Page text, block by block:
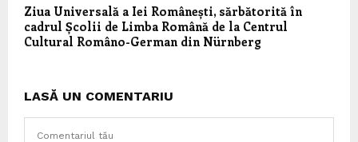
Ziua Universală a Iei Românești, sărbătorită în
cadrul Școlii de Limba Română de la Centrul
Cultural Româno-German din Nürnberg
LASĂ UN COMENTARIU